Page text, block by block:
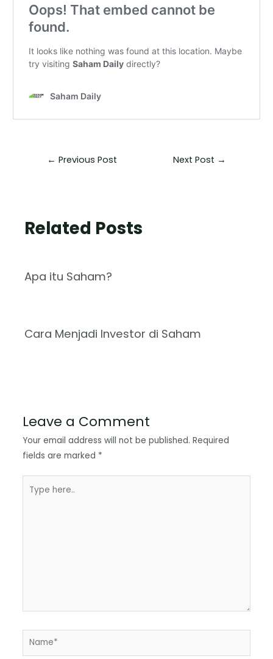
← Previous Post Next Post →
Related Posts
Apa itu Saham?
Cara Menjadi Investor di Saham
Leave a Comment
Your email address will not be published. Required
fields are marked *